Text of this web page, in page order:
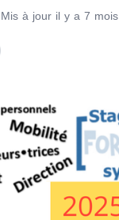
Mis à jour il y a 7 mois